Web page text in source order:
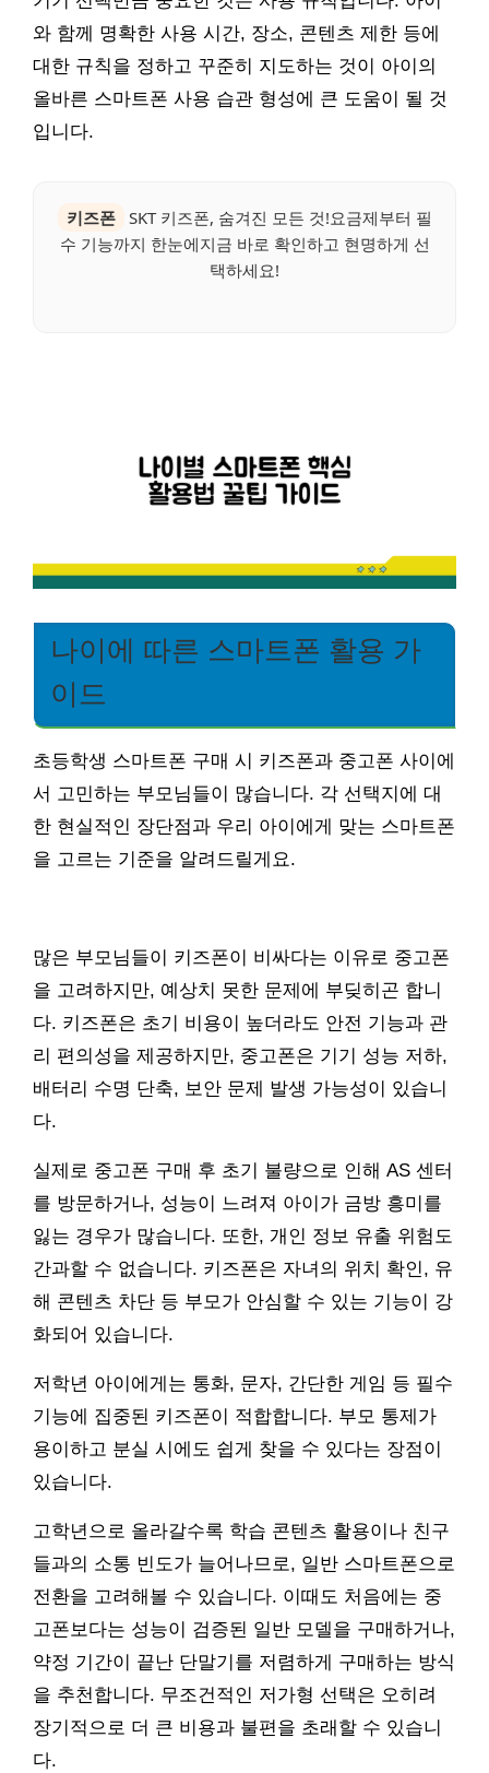
와 함께 명확한 사용 시간, 장소, 콘텐츠 제한 등에
대한 규칙을 정하고 꾸준히 지도하는 것이 아이의
올바른 스마트폰 사용 습관 형성에 큰 도움이 될 것
입니다.
키즈폰
SKT 키즈폰, 숨겨진 모든 것!요금제부터 필
수 기능까지 한눈에지금 바로 확인하고 현명하게 선
택하세요!
나이에 따른 스마트폰 활용 가
이드
초등학생 스마트폰 구매 시 키즈폰과 중고폰 사이에
서 고민하는 부모님들이 많습니다. 각 선택지에 대
한 현실적인 장단점과 우리 아이에게 맞는 스마트폰
을 고르는 기준을 알려드릴게요.
많은 부모님들이 키즈폰이 비싸다는 이유로 중고폰
을 고려하지만, 예상치 못한 문제에 부딪히곤 합니
다. 키즈폰은 초기 비용이 높더라도 안전 기능과 관
리 편의성을 제공하지만, 중고폰은 기기 성능 저하,
배터리 수명 단축, 보안 문제 발생 가능성이 있습니
다.
실제로 중고폰 구매 후 초기 불량으로 인해 AS 센터
를 방문하거나, 성능이 느려져 아이가 금방 흥미를
잃는 경우가 많습니다. 또한, 개인 정보 유출 위험도
간과할 수 없습니다. 키즈폰은 자녀의 위치 확인, 유
해 콘텐츠 차단 등 부모가 안심할 수 있는 기능이 강
화되어 있습니다.
저학년 아이에게는 통화, 문자, 간단한 게임 등 필수
기능에 집중된 키즈폰이 적합합니다. 부모 통제가
용이하고 분실 시에도 쉽게 찾을 수 있다는 장점이
있습니다.
고학년으로 올라갈수록 학습 콘텐츠 활용이나 친구
들과의 소통 빈도가 늘어나므로, 일반 스마트폰으로
전환을 고려해볼 수 있습니다. 이때도 처음에는 중
고폰보다는 성능이 검증된 일반 모델을 구매하거나,
약정 기간이 끝난 단말기를 저렴하게 구매하는 방식
을 추천합니다. 무조건적인 저가형 선택은 오히려
장기적으로 더 큰 비용과 불편을 초래할 수 있습니
다.